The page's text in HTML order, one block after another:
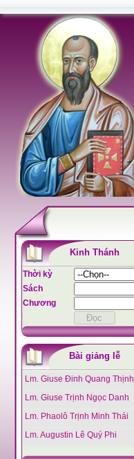
Kinh Thánh
Thời kỳ
Sách
Chương
Bài giảng lễ
Lm. Giuse Đinh Quang Thịnh
Lm. Giuse Trịnh Ngọc Danh
Lm. Phaolô Trịnh Minh Thái
Lm. Augustin Lê Quý Phi